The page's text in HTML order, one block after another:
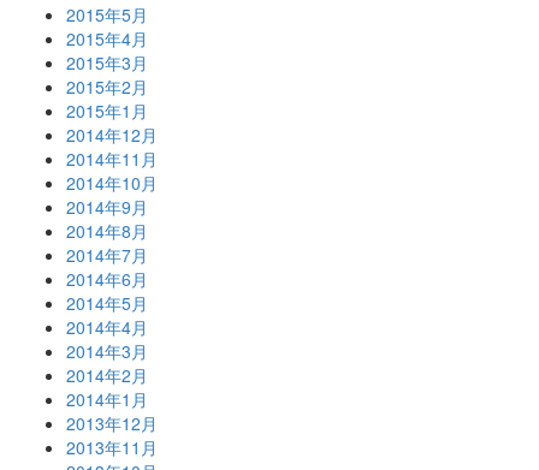
2015年5月
2015年4月
2015年3月
2015年2月
2015年1月
2014年12月
2014年11月
2014年10月
2014年9月
2014年8月
2014年7月
2014年6月
2014年5月
2014年4月
2014年3月
2014年2月
2014年1月
2013年12月
2013年11月